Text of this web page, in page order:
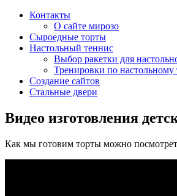
Контакты
О сайте мирозо
Сыроедные торты
Настольный теннис
Выбор ракетки для
Тренировки по настольному
Создание сайтов
Стальные двери
Видео изготовления
Как мы готовим торты можно